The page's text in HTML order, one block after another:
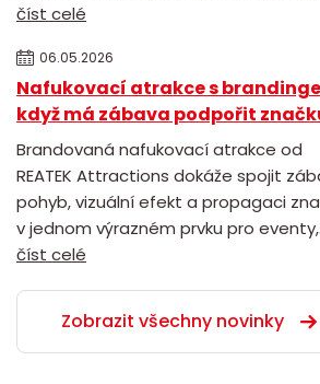
číst celé
06.05.2026
Nafukovací atrakce s
když má zábava podpořit
Brandovaná nafukovací atrakce od
REATEK Attractions dokáže spojit
pohyb, vizuální efekt a propagaci
v jednom výrazném prvku pro
číst celé
Zobrazit všechny novinky